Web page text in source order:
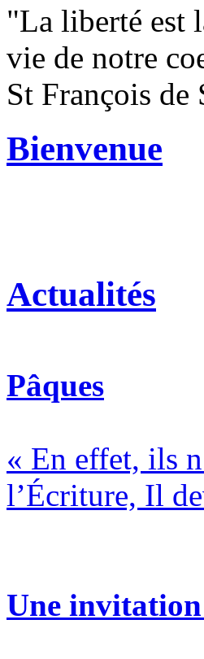
"La liberté est
vie de notre
St François de
Bienvenue
Actualités
Pâques
« En effet, ils
l’Écriture, Il
Une